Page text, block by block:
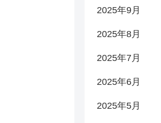
2025年9月
2025年8月
2025年7月
2025年6月
2025年5月